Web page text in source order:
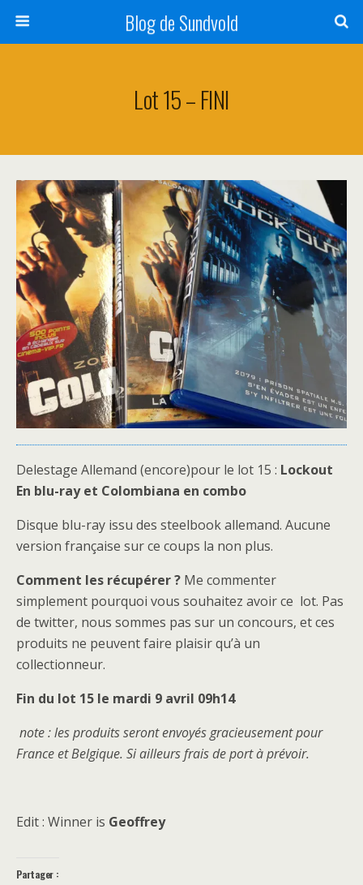
Blog de Sundvold
Lot 15 – FINI
Delestage Allemand (encore)pour le lot 15 : Lockout
En blu-ray et Colombiana en combo
Disque blu-ray issu des steelbook allemand. Aucune
version française sur ce coups la non plus.
Comment les récupérer ? Me commenter
simplement pourquoi vous souhaitez avoir ce lot. Pas
de twitter, nous sommes pas sur un concours, et ces
produits ne peuvent faire plaisir qu’à un
collectionneur.
Fin du lot 15 le mardi 9 avril 09h14
note : les produits seront envoyés gracieusement pour
France et Belgique. Si ailleurs frais de port à prévoir.
Edit : Winner is Geoffrey
Partager :